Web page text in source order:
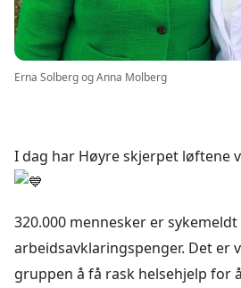
Erna Solberg og Anna Molberg
I dag har Høyre skjerpet løftene
320.000 mennesker er sykemeldt
arbeidsavklaringspenger. Det er
gruppen å få rask helsehjelp for